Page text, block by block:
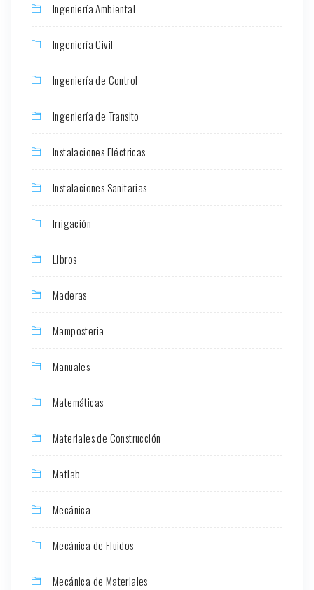
Ingeniería Ambiental
Ingeniería Civil
Ingeniería de Control
Ingeniería de Transito
Instalaciones Eléctricas
Instalaciones Sanitarias
Irrigación
Libros
Maderas
Mamposteria
Manuales
Matemáticas
Materiales de Construcción
Matlab
Mecánica
Mecánica de Fluidos
Mecánica de Materiales